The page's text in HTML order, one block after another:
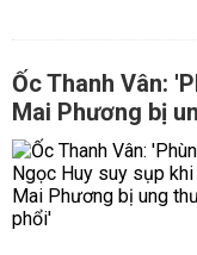
Ốc Thanh Vân:
Mai Phương bị